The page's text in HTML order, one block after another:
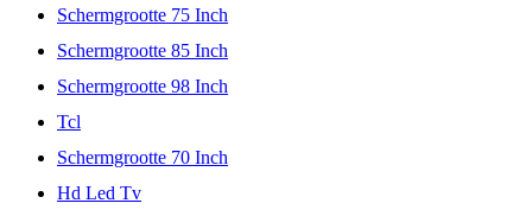
Schermgrootte 75 Inch
Schermgrootte 85 Inch
Schermgrootte 98 Inch
Tcl
Schermgrootte 70 Inch
Hd Led Tv